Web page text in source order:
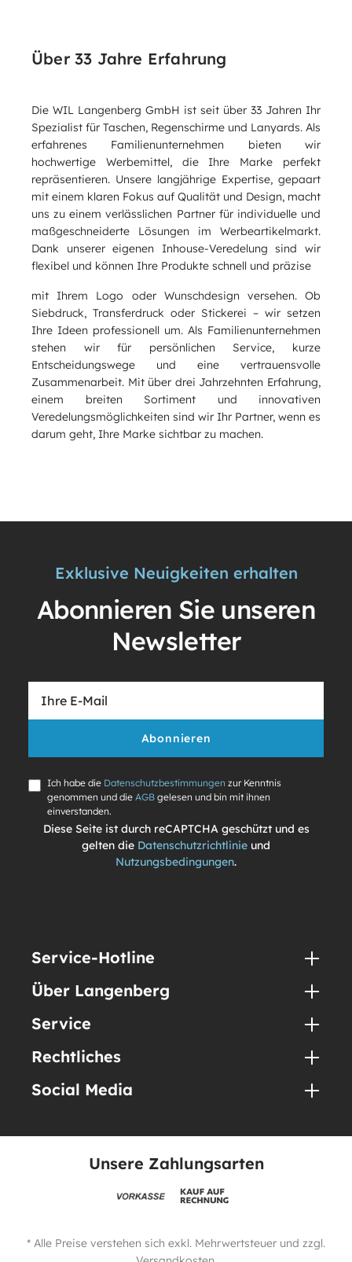
Über 33 Jahre Erfahrung
Die WIL Langenberg GmbH ist seit über 33 Jahren Ihr
Spezialist für Taschen, Regenschirme und Lanyards. Als
erfahrenes Familienunternehmen bieten wir
hochwertige Werbemittel, die Ihre Marke perfekt
repräsentieren. Unsere langjährige Expertise, gepaart
mit einem klaren Fokus auf Qualität und Design, macht
uns zu einem verlässlichen Partner für individuelle und
maßgeschneiderte Lösungen im Werbeartikelmarkt.
Dank unserer eigenen Inhouse-Veredelung sind wir
flexibel und können Ihre Produkte schnell und präzise
mit Ihrem Logo oder Wunschdesign versehen. Ob
Siebdruck, Transferdruck oder Stickerei – wir setzen
Ihre Ideen professionell um. Als Familienunternehmen
stehen wir für persönlichen Service, kurze
Entscheidungswege und eine vertrauensvolle
Zusammenarbeit. Mit über drei Jahrzehnten Erfahrung,
einem breiten Sortiment und innovativen
Veredelungsmöglichkeiten sind wir Ihr Partner, wenn es
darum geht, Ihre Marke sichtbar zu machen.
Exklusive Neuigkeiten erhalten
Abonnieren Sie unseren
Newsletter
Abonnieren
Ich habe die Datenschutzbestimmungen zur Kenntnis
genommen und die AGB gelesen und bin mit ihnen
einverstanden.
Diese Seite ist durch reCAPTCHA geschützt und es
gelten die Datenschutzrichtlinie und
Nutzungsbedingungen.
Service-Hotline
Über Langenberg
Service
Rechtliches
Social Media
Unsere Zahlungsarten
* Alle Preise verstehen sich exkl. Mehrwertsteuer und zzgl.